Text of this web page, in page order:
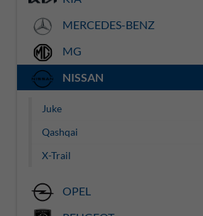
MERCEDES-BENZ
MG
NISSAN
Juke
Qashqai
X-Trail
OPEL